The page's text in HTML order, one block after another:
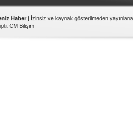
Haber | İzinsiz ve kaynak gösterilmeden
: CM Bilişim